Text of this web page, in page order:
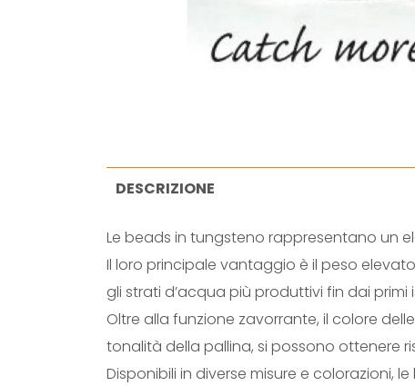
DESCRIZIONE
Le beads in tungsteno rappresentano un
Il loro principale vantaggio è il peso
gli strati d’acqua più produttivi fin dai primi
Oltre alla funzione zavorrante, il colore
tonalità della pallina, si possono ottenere
Disponibili in diverse misure e